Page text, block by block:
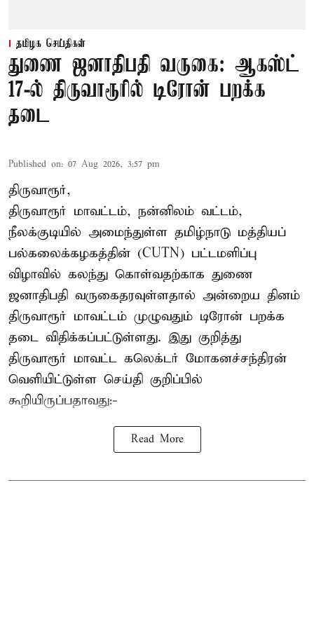
தமிழக செய்திகள்
துணை ஜனாதிபதி வருகை: ஆகஸ்ட்
17-ல் திருவாரூரில் டிரோன் பறக்க
தடை
Published on: 07 Aug 2026, 3:57 pm
திருவாரூர்,
திருவாரூர் மாவட்டம், நன்னிலம் வட்டம்,
நீலக்குடியில் அமைந்துள்ள தமிழ்நாடு மத்தியப்
பல்கலைக்கழகத்தின் (CUTN) பட்டமளிப்பு
விழாவில் கலந்து கொள்வதற்காக துணை
ஜனாதிபதி வருகைதரவுள்ளதால் அன்றைய தினம்
திருவாரூர் மாவட்டம் முழுவதும் டிரோன் பறக்க
தடை விதிக்கப்பட்டுள்ளது. இது குறித்து
திருவாரூர் மாவட்ட கலெக்டர் மோகனச்சந்திரன்
வெளியிட்டுள்ள செய்தி குறிப்பில்
கூறியிருப்பதாவது:-
Read More